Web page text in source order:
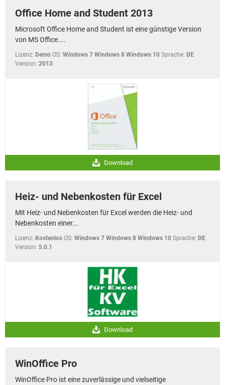
Office Home and Student 2013
Microsoft Office Home and Student ist eine günstige Version
von MS Office....
Lizenz: Demo OS: Windows 7 Windows 8 Windows 10 Sprache: DE
Version: 2013
Download
Heiz- und Nebenkosten für Excel
Mit Heiz- und Nebenkosten für Excel werden die Heiz- und
Nebenkosten einer...
Lizenz: Kostenlos OS: Windows 7 Windows 8 Windows 10 Sprache: DE
Version: 5.0.1
Download
WinOffice Pro
WinOffice Pro ist eine zuverlässige und vielseitige